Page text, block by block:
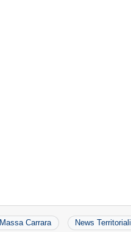
Massa Carrara News Territoriali